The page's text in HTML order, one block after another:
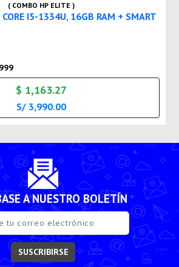
( COMBO HP ELITE )
I5-1334U, 16GB RAM + SMART
$ 1,163.27
S/ 3,990.00
A NUESTRO BOLETÍN
SUSCRIBIRSE